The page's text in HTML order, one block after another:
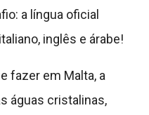
a língua oficial
inglês e árabe!
fazer em Malta, a
águas cristalinas,